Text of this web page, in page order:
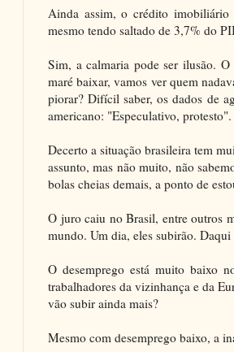
Ainda assim, o crédito
mesmo tendo saltado de 3,7% do
Sim, a calmaria pode ser ilusão.
maré baixar, vamos ver quem
piorar? Difícil saber, os dados de
americano: "Especulativo, protesto".
Decerto a situação brasileira tem
assunto, mas não muito, não
bolas cheias demais, a ponto de
O juro caiu no Brasil, entre outros
mundo. Um dia, eles subirão.
O desemprego está muito baixo
trabalhadores da vizinhança e da
vão subir ainda mais?
Mesmo com desemprego baixo, a